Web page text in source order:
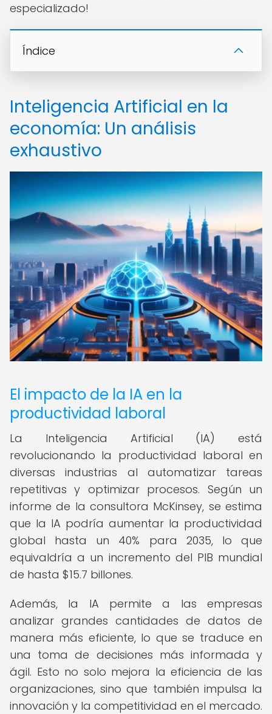
especializado!
Índice
Inteligencia Artificial en la
economía: Un análisis
exhaustivo
El impacto de la IA en la
productividad laboral
La Inteligencia Artificial (IA) está
revolucionando la productividad laboral en
diversas industrias al automatizar tareas
repetitivas y optimizar procesos. Según un
informe de la consultora McKinsey, se estima
que la IA podría aumentar la productividad
global hasta un 40% para 2035, lo que
equivaldría a un incremento del PIB mundial
de hasta $15.7 billones.
Además, la IA permite a las empresas
analizar grandes cantidades de datos de
manera más eficiente, lo que se traduce en
una toma de decisiones más informada y
ágil. Esto no solo mejora la eficiencia de las
organizaciones, sino que también impulsa la
innovación y la competitividad en el mercado.